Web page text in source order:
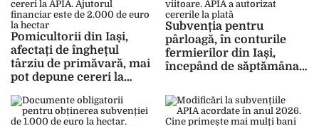
Pomicultorii din Iași,
afectați de înghețul
târziu de primăvară, mai
pot depune cereri la
este de 2.000 de euro la
hectar
Subvenția pentru
pârloagă, în conturile
fermierilor din Iași,
începând de săptămâna
cererile la plată